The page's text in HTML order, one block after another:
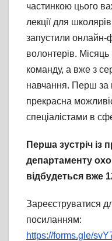
частинкою цього
лекції для
запустили онлайн-
волонтерів.
команду, а вже з
навчання. Перш за
прекрасна
спеціалістами в
Перша зустріч із
департаменту
відбудеться вже
Зареєструватися
посиланням:
https://forms.gle/